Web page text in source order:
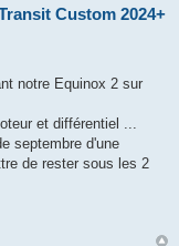
Custom 2024+
notre Equinox 2 sur
et différentiel ...
septembre d'une
de rester sous les 2